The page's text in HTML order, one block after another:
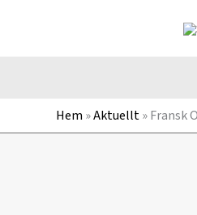
Hem »Aktuellt»Fransk